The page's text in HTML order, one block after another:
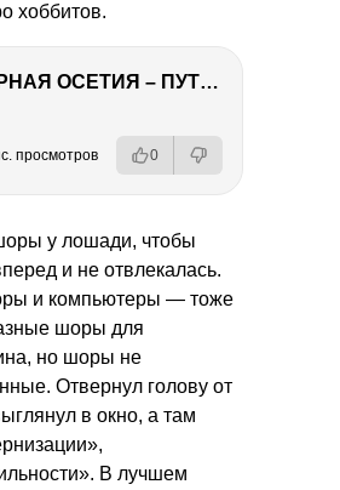
хоббитов.
СЕВЕРНАЯ ОСЕТИЯ – ПУТЕШЕСТВИЕ НА КАВКАЗ часть 4
просмотров 0
у лошади, чтобы
и не отвлекалась.
и компьютеры — тоже
шоры для
но шоры не
Отвернул голову от
в окно, а там
В лучшем